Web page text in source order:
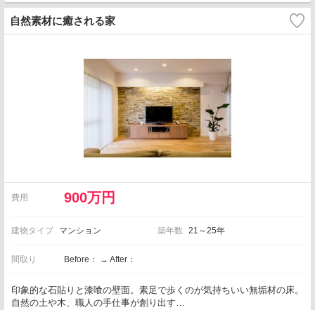
自然素材に癒される家
費用 900万円
建物タイプ マンション 築年数 21～25年
間取り Before： → After：
印象的な石貼りと漆喰の壁面。素足で歩くのが気持ちいい無垢材の床。
自然の土や木、職人の手仕事が創り出す…